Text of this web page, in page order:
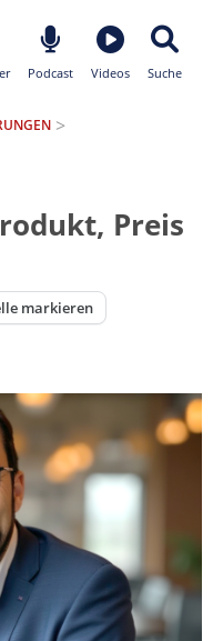
Podcast Videos Suche
Preis
markieren